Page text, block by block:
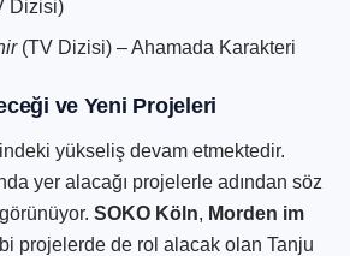
Dizisi)
(TV Dizisi) – Ahamada Karakteri
ve Yeni Projeleri
yükseliş devam etmektedir.
yer alacağı projelerle adından söz
SOKO Köln, Morden im
projelerde de rol alacak olan Tanju